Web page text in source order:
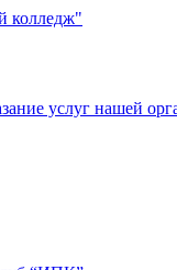
услуг нашей